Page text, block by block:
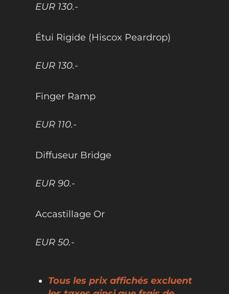
EUR 130.-
Étui Rigide (Hiscox Peardrop)
EUR 130.-
Finger Ramp
EUR 110.-
Diffuseur Bridge
EUR 90.-
Accastillage Or
EUR 50.-
Tous les prix affichés excluent